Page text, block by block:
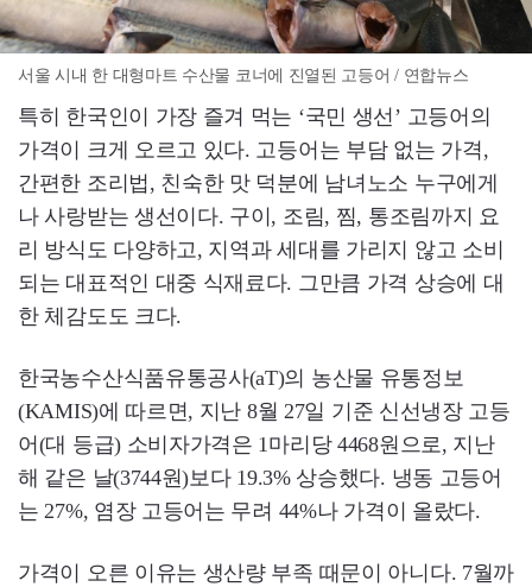
서울 시내 한 대형마트 수산물 코너에 진열된 고등어 / 연합뉴스
특히 한국인이 가장 즐겨 먹는 ‘국민 생선’ 고등어의
가격이 크게 오르고 있다. 고등어는 부담 없는 가격,
간편한 조리법, 친숙한 맛 덕분에 남녀노소 누구에게
나 사랑받는 생선이다. 구이, 조림, 찜, 통조림까지 요
리 방식도 다양하고, 지역과 세대를 가리지 않고 소비
되는 대표적인 대중 식재료다. 그만큼 가격 상승에 대
한 체감도도 크다.
한국농수산식품유통공사(aT)의 농산물 유통정보
(KAMIS)에 따르면, 지난 8월 27일 기준 신선냉장 고등
어(대 등급) 소비자가격은 1마리당 4468원으로, 지난
해 같은 날(3744원)보다 19.3% 상승했다. 냉동 고등어
는 27%, 염장 고등어는 무려 44%나 가격이 올랐다.
가격이 오른 이유는 생산량 부족 때문이 아니다. 7월까